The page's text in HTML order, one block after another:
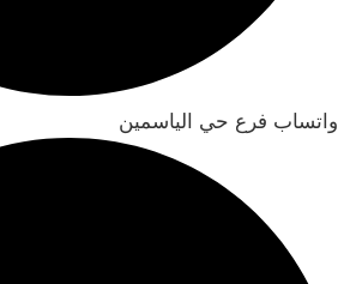
واتساب فرع حي الياسمين